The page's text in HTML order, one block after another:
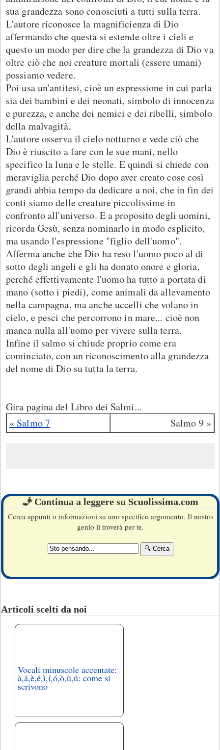
sua grandezza sono conosciuti a tutti sulla terra.
L'autore riconosce la magnificienza di Dio
affermando che questa si estende oltre i cieli e
questo un modo per dire che la grandezza di Dio va
oltre ciò che noi creature mortali (essere umani)
possiamo vedere.
Poi usa un'antitesi, cioè un espressione in cui parla
sia dei bambini e dei neonati, simbolo di innocenza
e purezza, e anche dei nemici e dei ribelli, simbolo
della malvagità.
L'autore osserva il cielo notturno e vede ciò che
Dio è riuscito a fare con le sue mani, nello
specifico la luna e le stelle. E quindi si chiede con
meraviglia perché Dio dopo aver creato cose così
grandi abbia tempo da dedicare a noi, che in fin dei
conti siamo delle creature piccolissime in
confronto all'universo. E a proposito degli uomini,
ricorda Gesù, senza nominarlo in modo esplicito,
ma usando l'espressione "figlio dell'uomo".
Afferma anche che Dio ha reso l'uomo poco al di
sotto degli angeli e gli ha donato onore e gloria,
perché effettivamente l'uomo ha tutto a portata di
mano (sotto i piedi), come animali da allevamento
nella campagna, ma anche uccelli che volano in
cielo, e pesci che percorrono in mare... cioè non
manca nulla all'uomo per vivere sulla terra.
Infine il salmo si chiude proprio come era
cominciato, con un riconoscimento alla grandezza
del nome di Dio su tutta la terra.
Gira pagina del Libro dei Salmi...
« Salmo 7
Salmo 9 »
🧞 Continua a leggere su Scuolissima.com
Cerca appunti o informazioni su uno specifico argomento. Il nostro
genio li troverà per te.
Articoli scelti da noi
Vocali minuscole accentate:
à,á,è,é,ì,í,ó,ò,ù,ú: come si
scrivono